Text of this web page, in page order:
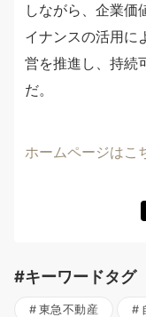
しながら、企業価
イナンスの活用に
営を推進し、持続
だ。
ホームページはこ
#キーワードタグ
東急不動産